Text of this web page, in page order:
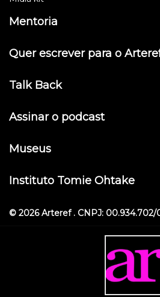
Mentoria
Quer escrever para o
Talk Back
Assinar o podcast
Museus
Instituto Tomie Ohtake
© 2026 Arteref . CNPJ: 00.934.702/